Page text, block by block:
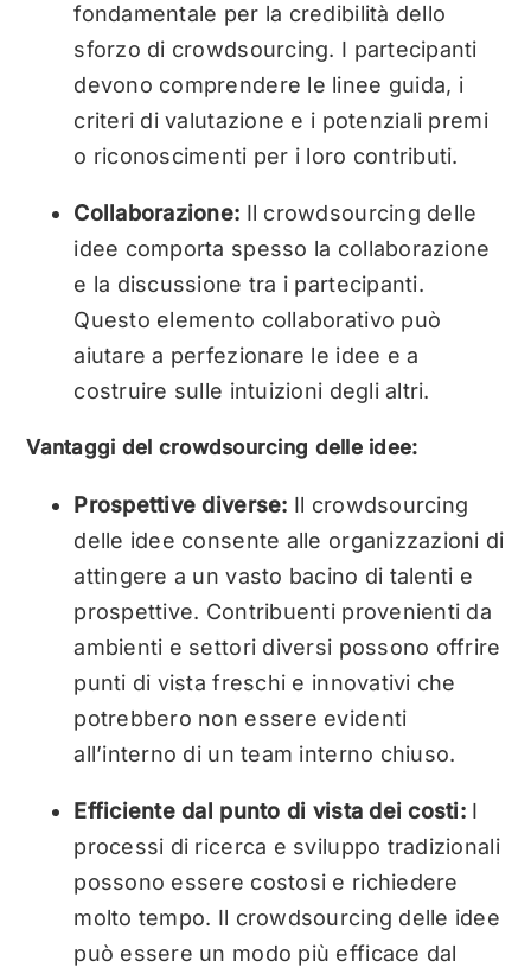
fondamentale per la credibilità dello
sforzo di crowdsourcing. I partecipanti
devono comprendere le linee guida, i
criteri di valutazione e i potenziali premi
o riconoscimenti per i loro contributi.
Collaborazione: Il crowdsourcing delle
idee comporta spesso la collaborazione
e la discussione tra i partecipanti.
Questo elemento collaborativo può
aiutare a perfezionare le idee e a
costruire sulle intuizioni degli altri.
Vantaggi del crowdsourcing delle idee:
Prospettive diverse: Il crowdsourcing
delle idee consente alle organizzazioni di
attingere a un vasto bacino di talenti e
prospettive. Contribuenti provenienti da
ambienti e settori diversi possono offrire
punti di vista freschi e innovativi che
potrebbero non essere evidenti
all’interno di un team interno chiuso.
Efficiente dal punto di vista dei costi: I
processi di ricerca e sviluppo tradizionali
possono essere costosi e richiedere
molto tempo. Il crowdsourcing delle idee
può essere un modo più efficace dal